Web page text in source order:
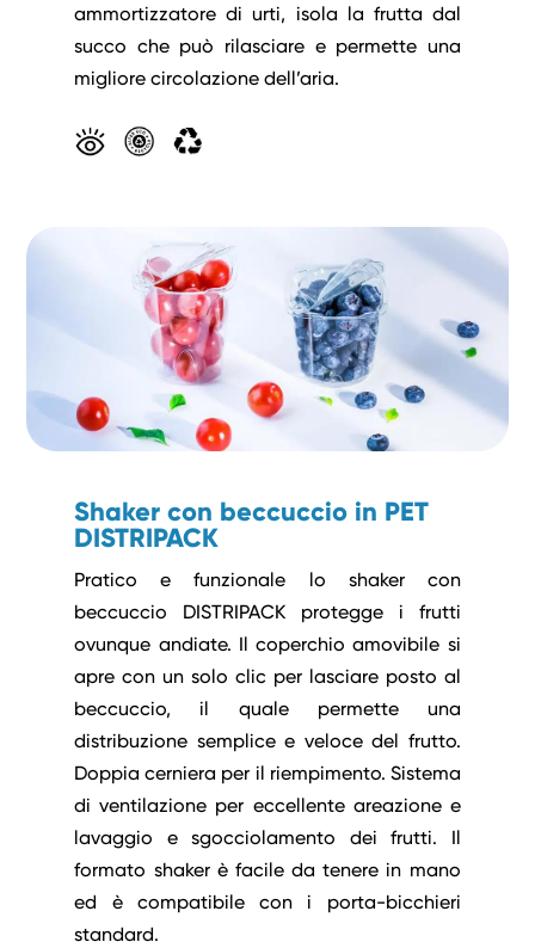
ammortizzatore di urti, isola la frutta dal
succo che può rilasciare e permette una
migliore circolazione dell’aria.
Shaker con beccuccio in PET
DISTRIPACK
Pratico e funzionale lo shaker con
beccuccio DISTRIPACK protegge i frutti
ovunque andiate. Il coperchio amovibile si
apre con un solo clic per lasciare posto al
beccuccio, il quale permette una
distribuzione semplice e veloce del frutto.
Doppia cerniera per il riempimento. Sistema
di ventilazione per eccellente areazione e
lavaggio e sgocciolamento dei frutti. Il
formato shaker è facile da tenere in mano
ed è compatibile con i porta-bicchieri
standard.